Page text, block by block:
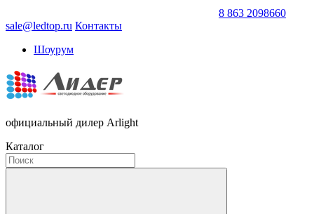
8 863 2098660
sale@ledtop.ru Контакты
Шоурум
официальный дилер Arlight
Каталог